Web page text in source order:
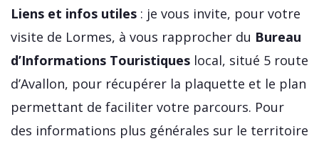
Liens et infos utiles : je vous invite, pour votre
visite de Lormes, à vous rapprocher du Bureau
d’Informations Touristiques local, situé 5 route
d’Avallon, pour récupérer la plaquette et le plan
permettant de faciliter votre parcours. Pour
des informations plus générales sur le territoire